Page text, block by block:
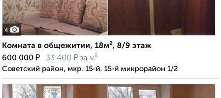
4
Комната в общежитии, 18м², 8/9 этаж
600 000 ₽ 33 400 ₽ за м²
Советский район, мкр. 15-й, 15-й микрорайон 1/2